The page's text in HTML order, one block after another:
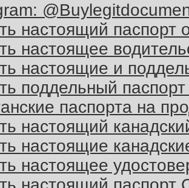
настоящий паспорт
настоящее
настоящие и
поддельный
паспорта на
настоящий
настоящие
настоящее